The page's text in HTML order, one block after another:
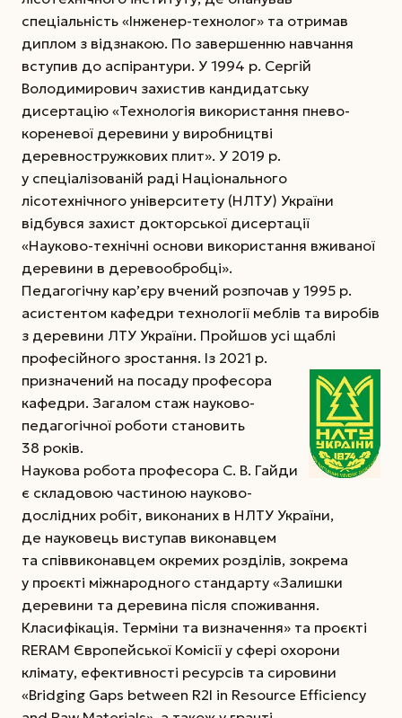
спеціальність «Інженер-технолог» та отримав
диплом з відзнакою. По завершенню навчання
вступив до аспірантури. У 1994 р. Сергій
Володимирович захистив кандидатську
дисертацію «Технологія використання пнево-
кореневої деревини у виробництві
деревностружкових плит». У 2019 р.
у спеціалізованій раді Національного
лісотехнічного університету (НЛТУ) України
відбувся захист докторської дисертації
«Науково-технічні основи використання вживаної
деревини в деревообробці».
Педагогічну кар’єру вчений розпочав у 1995 р.
асистентом кафедри технології меблів та виробів
з деревини ЛТУ України. Пройшов усі щаблі
професійного зростання. Із 2021 р.
призначений на посаду професора
кафедри. Загалом стаж науково-
педагогічної роботи становить
38 років.
Наукова робота професора С. В. Гайди
є складовою частиною науково-
дослідних робіт, виконаних в НЛТУ України,
де науковець виступав виконавцем
та співвиконавцем окремих розділів, зокрема
у проєкті міжнародного стандарту «Залишки
деревини та деревина після споживання.
Класифікація. Терміни та визначення» та проєкті
RERAM Європейської Комісії у сфері охорони
клімату, ефективності ресурсів та сировини
«Bridging Gaps between R2I in Resource Efficiency